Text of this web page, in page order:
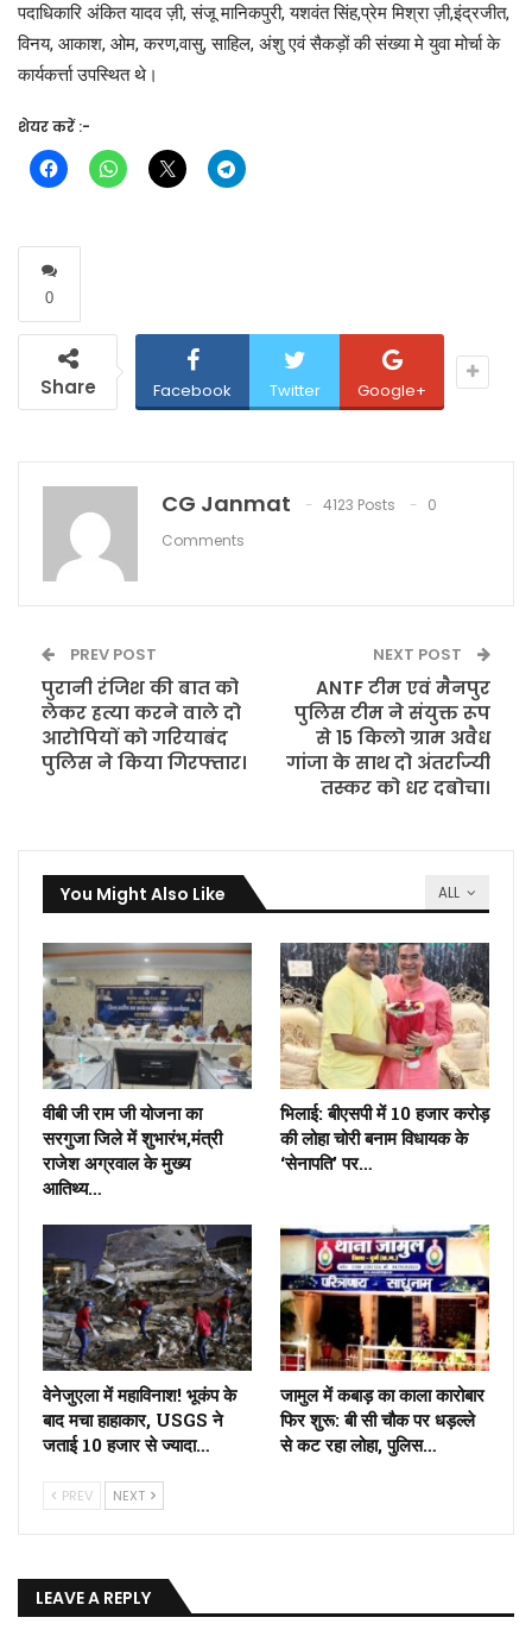
पदाधिकारि अंकित यादव ज़ी, संजू मानिकपुरी, यशवंत सिंह,प्रेम मिश्रा ज़ी,इंद्रजीत,
विनय, आकाश, ओम, करण,वासु, साहिल, अंशु एवं सैकड़ों की संख्या मे युवा मोर्चा के
कार्यकर्त्ता उपस्थित थे।
शेयर करें :-
0
Share Facebook Twitter Google+
CG Janmat 4123 Posts
0
Comments
PREV POST
पुरानी रंजिश की बात को
लेकर हत्या करने वाले दो
आरोपियों को गरियाबंद
पुलिस ने किया गिरफ्तार।
NEXT POST
ANTF टीम एवं मैनपुर
पुलिस टीम ने संयुक्त रूप
से 15 किलो ग्राम अवैध
गांजा के साथ दो अंतर्राज्यी
तस्कर को धर दबोचा।
ALL
You Might Also Like
वीबी जी राम जी योजना का
सरगुजा जिले में शुभारंभ,मंत्री
राजेश अग्रवाल के मुख्य
आतिथ्य…
भिलाई: बीएसपी में 10 हजार करोड़
की लोहा चोरी बनाम विधायक के
‘सेनापति’ पर…
वेनेजुएला में महाविनाश! भूकंप के
बाद मचा हाहाकार, USGS ने
जताई 10 हजार से ज्यादा…
जामुल में कबाड़ का काला कारोबार
फिर शुरू: बी सी चौक पर धड़ल्ले
से कट रहा लोहा, पुलिस…
PREV NEXT
LEAVE A REPLY